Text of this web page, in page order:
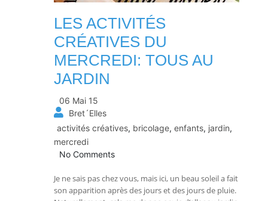
LES ACTIVITÉS
CRÉATIVES DU
MERCREDI: TOUS AU
JARDIN
06 Mai 15
Bret´Elles
activités créatives, bricolage, enfants, jardin,
mercredi
No Comments
Je ne sais pas chez vous, mais ici, un beau soleil a fait
son apparition après des jours et des jours de pluie.